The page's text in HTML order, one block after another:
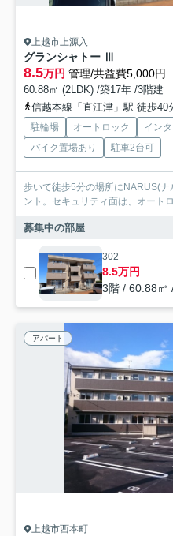
上越市上源入
グランシャトー Ⅲ
8.5万円 管理/共益費5,000円
60.88㎡ (2LDK) /築17年 /3階建
信越本線「直江津」駅 徒歩40
駐輪場 オートロック イン
バイク置場あり
駐車2台可
歩いて徒歩5分の場所にNARUS(
ント。セキュリティ面は、オート
募集中の部屋
302
8.5万円
3階 / 60.88㎡
アパート
上越市西本町